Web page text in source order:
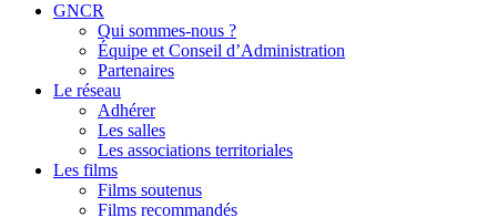
GNCR
Qui sommes-nous ?
Équipe et Conseil d’Administration
Partenaires
Le réseau
Adhérer
Les salles
Les associations territoriales
Les films
Films soutenus
Films recommandés